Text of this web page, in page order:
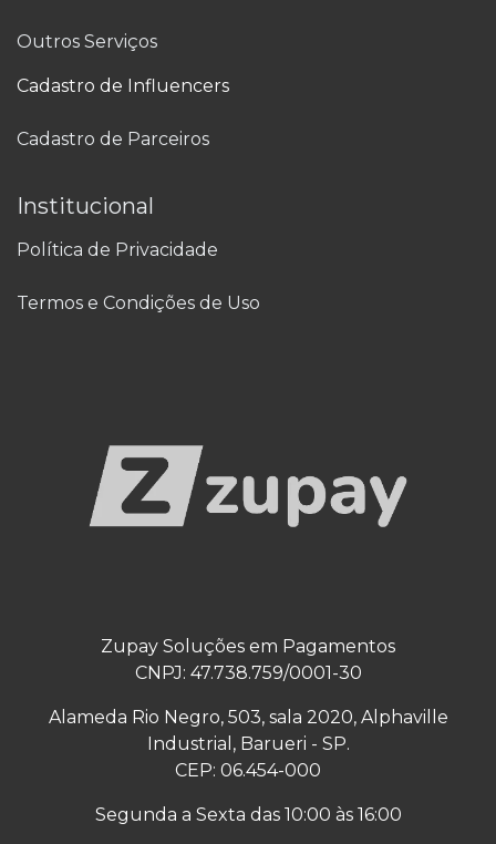
Zupay Soluções em Pagamentos
CNPJ: 47.738.759/0001-30
Alameda Rio Negro, 503, sala 2020, Alphaville
Industrial, Barueri - SP.
CEP: 06.454-000
Segunda a Sexta das 10:00 às 16:00
Outros Serviços
Cadastro de Influencers
Cadastro de Parceiros
Institucional
Política de Privacidade
Termos e Condições de Uso